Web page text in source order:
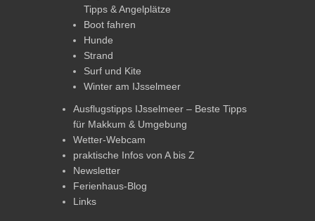
Tipps & Angelplätze
Boot fahren
Hunde
Strand
Surf und Kite
Winter am IJsselmeer
Ausflugstipps IJsselmeer – Beste Tipps
für Makkum & Umgebung
Wetter-Webcam
praktische Infos von A bis Z
Newsletter
Ferienhaus-Blog
Links